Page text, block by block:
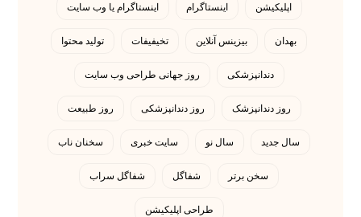
اپلیکیشن اینستاگرام اینستاگرام یا وب سایت
بهدان بیزینس آنلاین تخیفیفات تولید محتوا
دندانپزشکی روز جهانی طراحی وب سایت
روز دندانپزشک روز دندانپزشکی روز طبیعت
سال جدید سال نو سایت خبری سخنان ناب
سخن برتر شفاگل شفاگل سراب
طراحی اپلیکیشن